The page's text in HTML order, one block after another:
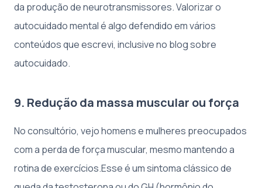
da produção de neurotransmissores. Valorizar o
autocuidado mental é algo defendido em vários
conteúdos que escrevi, inclusive no blog sobre
autocuidado.
9. Redução da massa muscular ou força
No consultório, vejo homens e mulheres preocupados
com a perda de força muscular, mesmo mantendo a
rotina de exercícios.Esse é um sintoma clássico de